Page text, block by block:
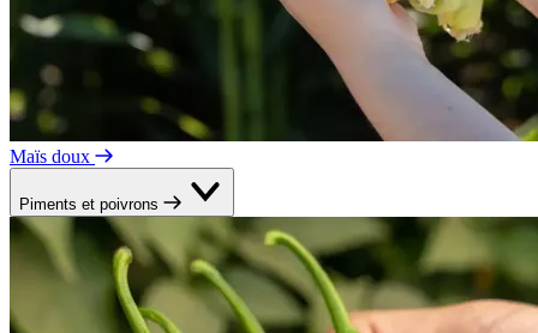
Maïs doux
Piments et poivrons